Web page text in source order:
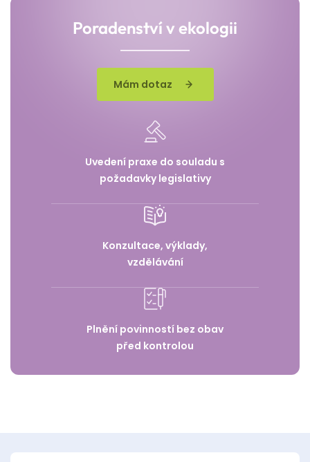
Poradenství v ekologii
Mám dotaz
Uvedení praxe do souladu s
požadavky legislativy
Konzultace, výklady,
vzdělávání
Plnění povinností bez obav
před kontrolou